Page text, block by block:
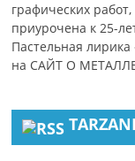
графических
приурочена к 25-
Пастельная
на САЙТ О